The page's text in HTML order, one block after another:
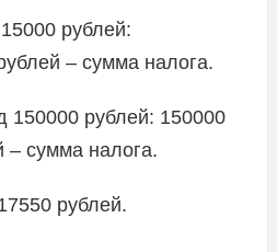
рублей:
– сумма налога.
150000 рублей: 150000
– сумма налога.
рублей.